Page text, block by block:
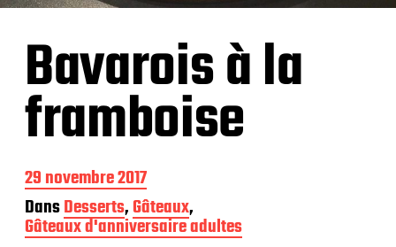
Bavarois à la
framboise
D
a
t
e
29 novembre 2017
DansDesserts,Gâteaux,
Gâteaux d'anniversaire adultes